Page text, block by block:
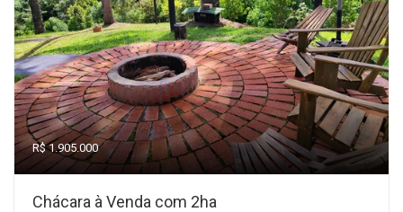
R$ 1.905.000
Chácara à Venda com 2ha